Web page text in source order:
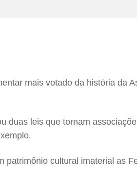
mais votado da história da
duas leis que tornam
patrimônio cultural imaterial as